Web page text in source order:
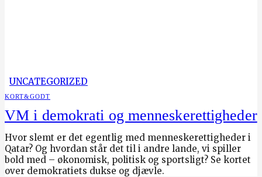
UNCATEGORIZED
KORT&GODT
VM i demokrati og menneskerettigheder
Hvor slemt er det egentlig med menneskerettigheder i
Qatar? Og hvordan står det til i andre lande, vi spiller
bold med – økonomisk, politisk og sportsligt? Se kortet
over demokratiets dukse og djævle.